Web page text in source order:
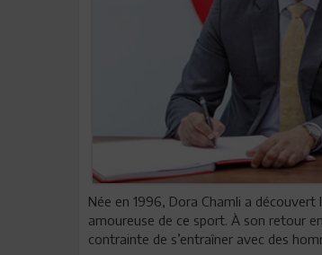
Née en 1996, Dora Chamli a
amoureuse de ce sport. À son retour
contrainte de s’entraîner avec des